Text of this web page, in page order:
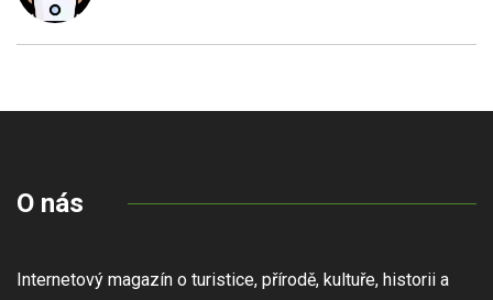
O nás
Internetový magazín o turistice, přírodě, kultuře, historii a